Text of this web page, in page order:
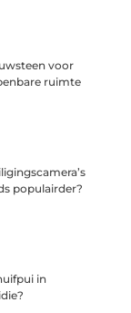
voor
ruimte
populairder?
in